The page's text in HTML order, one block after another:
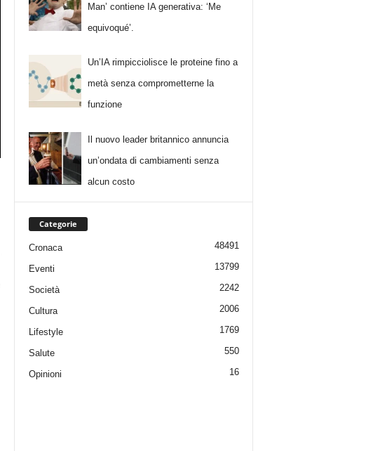
Man’ contiene IA generativa: ‘Me
equivoqué’.
Un’IA rimpicciolisce le proteine fino a
metà senza comprometterne la
funzione
Il nuovo leader britannico annuncia
un’ondata di cambiamenti senza
alcun costo
Categorie
Cronaca 48491
Eventi 13799
Società 2242
Cultura 2006
Lifestyle 1769
Salute 550
Opinioni 16